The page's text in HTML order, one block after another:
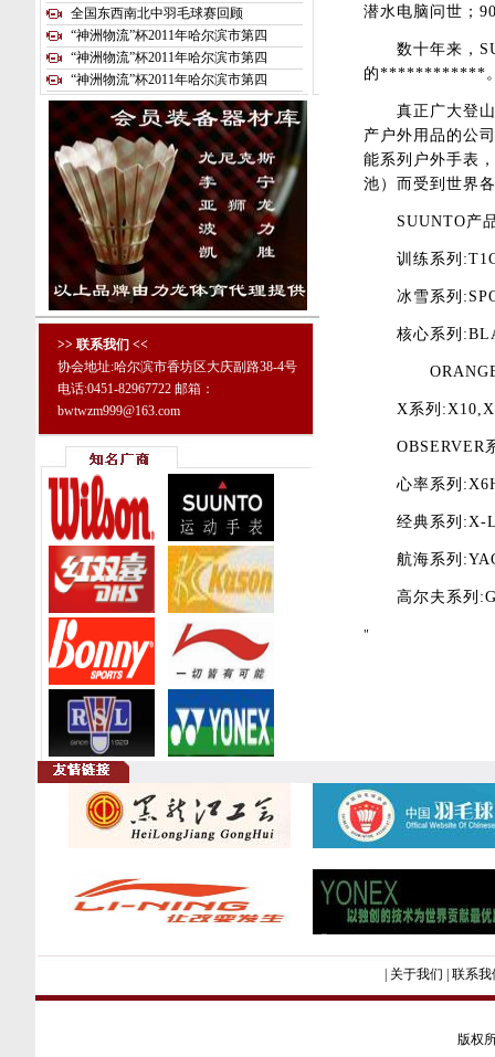
全国东西南北中羽毛球赛回顾
“神洲物流”杯2011年哈尔滨市第四
“神洲物流”杯2011年哈尔滨市第四
“神洲物流”杯2011年哈尔滨市第四
>> 联系我们 <<
协会地址:哈尔滨市香坊区大庆副路38-4号
电话:0451-82967722 邮箱：
bwtwzm999@163.com
潜水电脑问世；
数十年来，
的************
真正广大登山
产户外用品的公
能系列户外手表
池）而受到世界
SUUNTO产
训练系列
冰雪系列
核心系列
X系列
OBSERVER系
心率系列
经典系列:X-
航海系列
高尔夫系列
"
关于我们 联系我
版权所